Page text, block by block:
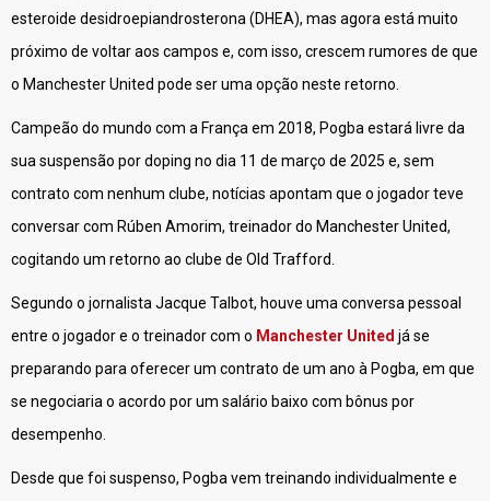
esteroide desidroepiandrosterona (DHEA), mas agora está muito
próximo de voltar aos campos e, com isso, crescem rumores de que
o Manchester United pode ser uma opção neste retorno.
Campeão do mundo com a França em 2018, Pogba estará livre da
sua suspensão por doping no dia 11 de março de 2025 e, sem
contrato com nenhum clube, notícias apontam que o jogador teve
conversar com Rúben Amorim, treinador do Manchester United,
cogitando um retorno ao clube de Old Trafford.
Segundo o jornalista Jacque Talbot, houve uma conversa pessoal
entre o jogador e o treinador com o Manchester United já se
preparando para oferecer um contrato de um ano à Pogba, em que
se negociaria o acordo por um salário baixo com bônus por
desempenho.
Desde que foi suspenso, Pogba vem treinando individualmente e